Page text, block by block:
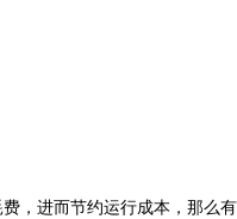
，进而节约运行成本，那么有